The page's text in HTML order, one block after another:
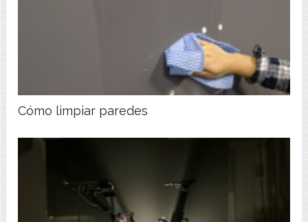
Cómo limpiar paredes